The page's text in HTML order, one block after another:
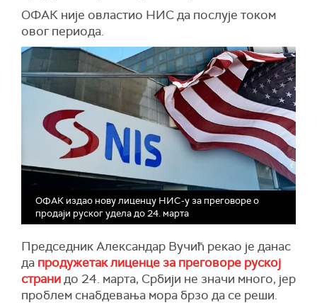
ОФАК није овластио НИС да послује током
овог периода.
ОФАК издао нову лиценцу НИС-у за преговоре о
продаји руског удела до 24. марта
Председник Александар Вучић рекао је данас
да продужетак лиценце за преговоре руској
странидо 24. марта, Србији не значи много, јер
проблем снабдевања мора брзо да се реши.